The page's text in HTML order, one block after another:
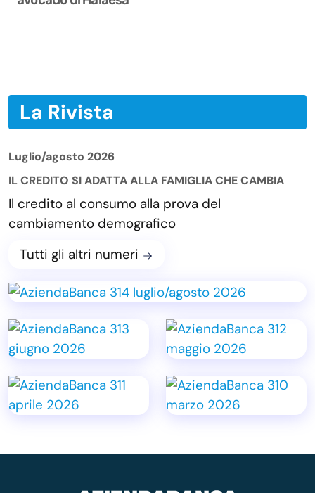
La Rivista
Luglio/agosto 2026
IL CREDITO SI ADATTA ALLA FAMIGLIA CHE CAMBIA
Il credito al consumo alla prova del
cambiamento demografico
Tutti gli altri numeri